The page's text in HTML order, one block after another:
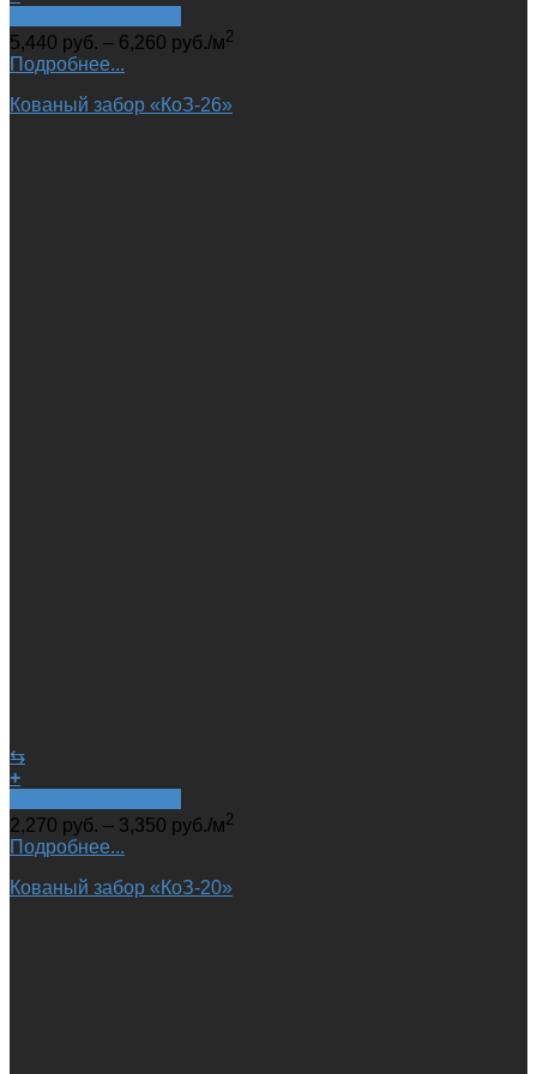
5,440 руб. – 6,260 руб./м2
Подробнее...
Кованый забор «КоЗ-26»
⇆
+
2,270 руб. – 3,350 руб./м2
Подробнее...
Кованый забор «КоЗ-20»